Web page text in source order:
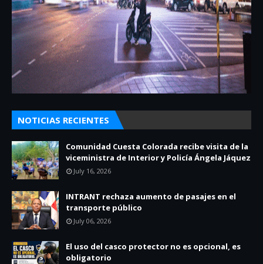
NOTICIAS RECIENTES
Comunidad Cuesta Colorada recibe visita de la
viceministra de Interior y Policía Ángela Jáquez
July 16, 2026
INTRANT rechaza aumento de pasajes en el
transporte público
July 06, 2026
El uso del casco protector no es opcional, es
obligatorio